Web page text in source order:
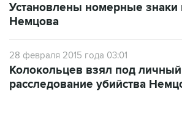
Установлены номерные
Немцова
28 февраля 2015 года 03:01
Колокольцев взял под
расследование убийства